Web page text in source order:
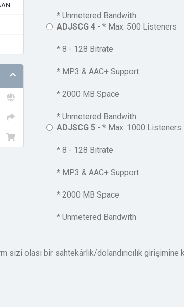
* Unmetered Bandwith
ADJSCG 4- * Max. 500 Listeners
* 8 - 128 Bitrate
* MP3 & AAC+ Support
* 2000 MB Space
* Unmetered Bandwith
ADJSCG 5 - * Max. 1000 Listeners
* 8 - 128 Bitrate
* MP3 & AAC+ Support
* 2000 MB Space
* Unmetered Bandwith
sizi olası bir sahtekârlık/dolandırıcılık girişimine